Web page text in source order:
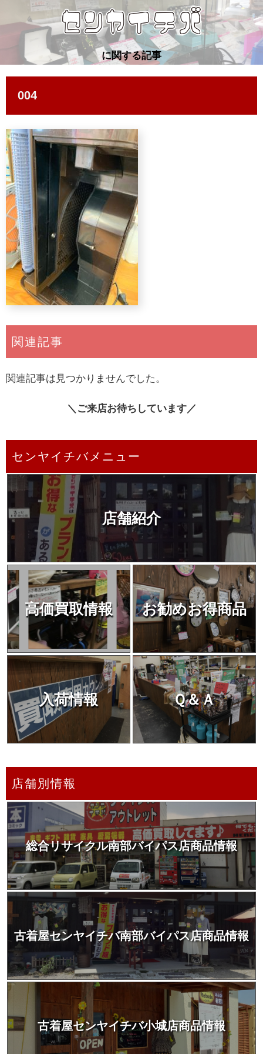
に関する記事
004
関連記事
関連記事は見つかりませんでした。
＼ご来店お待ちしています／
センヤイチバメニュー
店舗紹介
高価買取情報 お勧めお得商品
入荷情報 Ｑ＆Ａ
店舗別情報
総合リサイクル南部バイパス店商品情報
古着屋センヤイチバ南部バイパス店商品情報
古着屋センヤイチバ小城店商品情報